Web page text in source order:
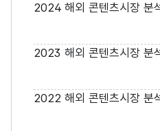
2024 해외 콘텐츠시장 분
2023 해외 콘텐츠시장 분
2022 해외 콘텐츠시장 분